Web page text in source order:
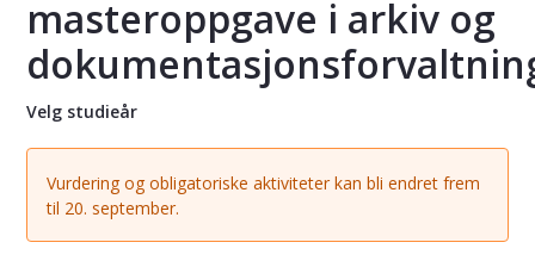
masteroppgave i arkiv og
Velg studieår
Vurdering og obligatoriske aktiviteter kan bli endret frem
til 20. september.